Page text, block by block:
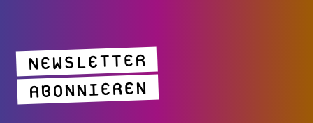
NEWSLETTER
ABONNIEREN